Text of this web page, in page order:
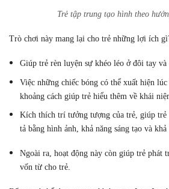
Trẻ tập trung tạo hình theo
Trò chơi này mang lại cho trẻ những lợi ích
Giúp trẻ rèn luyện sự khéo léo ở đôi tay và
Việc những chiếc bóng có thể xuất hiện
khoảng cách giúp trẻ hiểu thêm về khái
Kích thích trí tưởng tượng của trẻ, giúp trẻ
tả bằng hình ảnh, khả năng sáng tạo và khả
Ngoài ra, hoạt động này còn giúp trẻ phát
vốn từ cho trẻ.